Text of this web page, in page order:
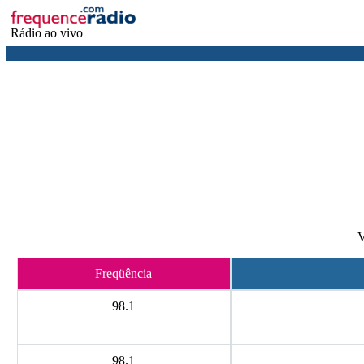
Rádio ao vivo
Freqüência
98.1
98.1